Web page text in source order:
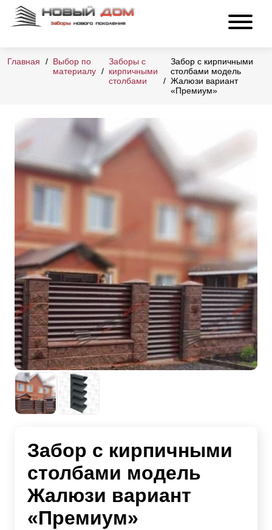
Главная
Выбор по
материалу
Заборы с
кирпичными
столбами
Забор с кирпичными
столбами модель
Жалюзи вариант
«Премиум»
Забор с кирпичными
столбами модель
Жалюзи вариант
«Премиум»